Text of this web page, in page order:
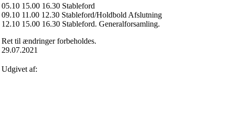
05.10 15.00 16.30 Stableford
09.10 11.00 12.30 Stableford/Holdbold Afslutning
12.10 15.00 16.30 Stableford. Generalforsamling.
Ret til ændringer forbeholdes.
29.07.2021
Udgivet af: